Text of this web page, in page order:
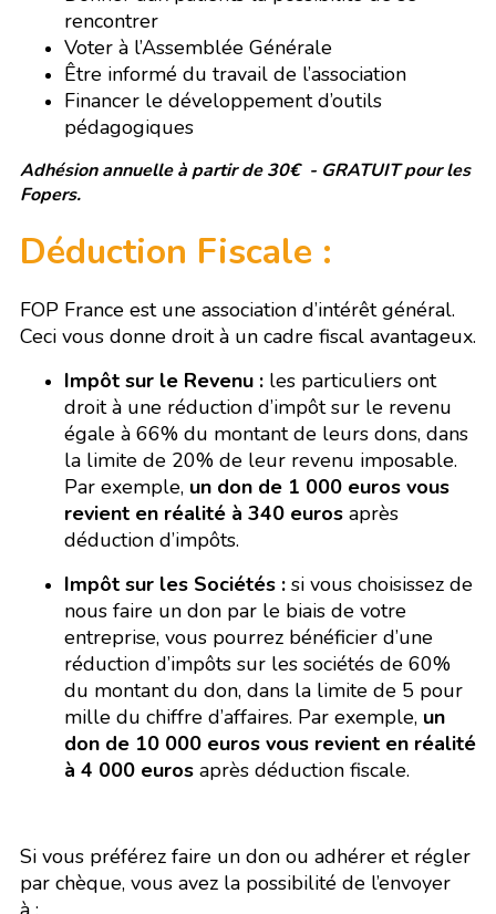
rencontrer
Voter à l’Assemblée Générale
Être informé du travail de l’association
Financer le développement d’outils
pédagogiques
Adhésion annuelle à partir de 30€ - GRATUIT pour les
Fopers.
Déduction Fiscale :
FOP France est une association d’intérêt général.
Ceci vous donne droit à un cadre fiscal avantageux.
Impôt sur le Revenu : les particuliers ont
droit à une réduction d’impôt sur le revenu
égale à 66% du montant de leurs dons, dans
la limite de 20% de leur revenu imposable.
Par exemple, un don de 1 000 euros vous
revient en réalité à 340 euros après
déduction d’impôts.
Impôt sur les Sociétés : si vous choisissez de
nous faire un don par le biais de votre
entreprise, vous pourrez bénéficier d’une
réduction d’impôts sur les sociétés de 60%
du montant du don, dans la limite de 5 pour
mille du chiffre d’affaires. Par exemple, un
don de 10 000 euros vous revient en réalité
à 4 000 euros après déduction fiscale.
Si vous préférez faire un don ou adhérer et régler
par chèque, vous avez la possibilité de l’envoyer